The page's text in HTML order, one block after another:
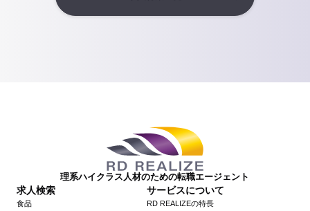
理系ハイクラス人材のための転職エージェント
求人検索
食品
サービスについて
RD REALIZEの特長